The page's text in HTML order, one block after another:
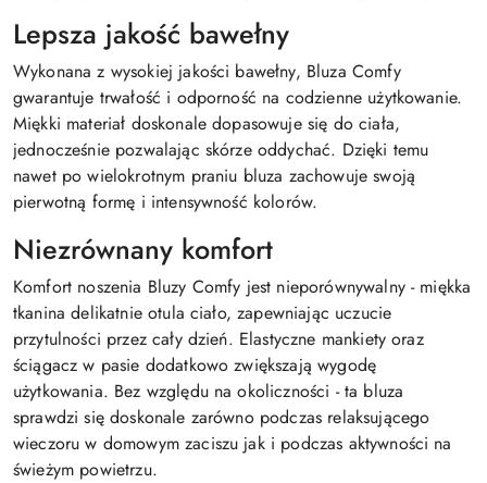
Lepsza jakość bawełny
Wykonana z wysokiej jakości bawełny, Bluza Comfy
gwarantuje trwałość i odporność na codzienne użytkowanie.
Miękki materiał doskonale dopasowuje się do ciała,
jednocześnie pozwalając skórze oddychać. Dzięki temu
nawet po wielokrotnym praniu bluza zachowuje swoją
pierwotną formę i intensywność kolorów.
Niezrównany komfort
Komfort noszenia Bluzy Comfy jest nieporównywalny - miękka
tkanina delikatnie otula ciało, zapewniając uczucie
przytulności przez cały dzień. Elastyczne mankiety oraz
ściągacz w pasie dodatkowo zwiększają wygodę
użytkowania. Bez względu na okoliczności - ta bluza
sprawdzi się doskonale zarówno podczas relaksującego
wieczoru w domowym zaciszu jak i podczas aktywności na
świeżym powietrzu.